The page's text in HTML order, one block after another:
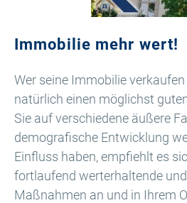
Immobilie mehr wert!
Wer seine Immobilie
natürlich einen möglichst
Sie auf verschiedene äußere
demografische Entwicklung
Einfluss haben, empfiehlt es
fortlaufend werterhaltende
Maßnahmen an und in Ihrem